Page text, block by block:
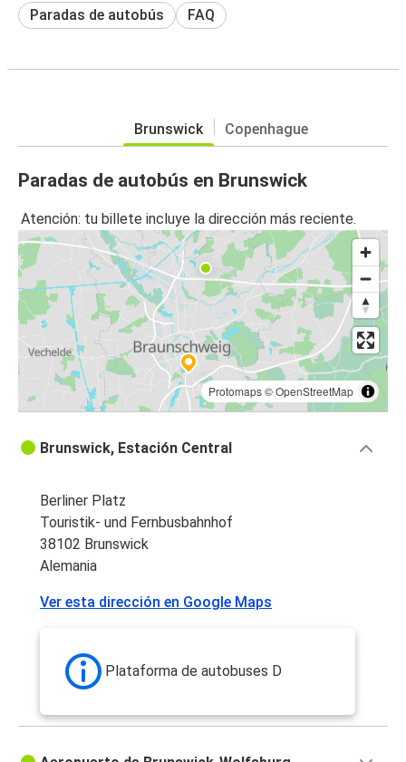
Paradas de autobús FAQ
Brunswick Copenhague
Paradas de autobús en Brunswick
Atención: tu billete incluye la dirección más reciente.
Protomaps©OpenStreetMap
Brunswick, Estación Central
Berliner Platz
Touristik- und Fernbusbahnhof
38102 Brunswick
Alemania
Ver esta dirección en Google Maps
Plataforma de autobuses D